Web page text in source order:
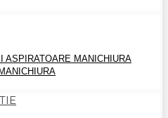
ASPIRATOARE MANICHIURA